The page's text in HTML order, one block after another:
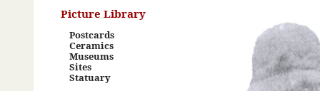
Picture Library
Postcards
Ceramics
Museums
Sites
Statuary